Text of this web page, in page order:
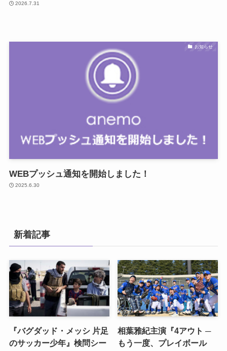
2026.7.31
お知らせ
WEBプッシュ通知を開始しました！
2025.6.30
新着記事
『バグダッド・メッシ 片足
のサッカー少年』検問シー
相葉雅紀主演『4アウト ─
もう一度、プレイボール